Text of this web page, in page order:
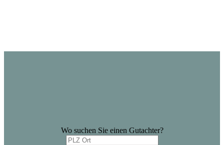
Wo suchen Sie einen Gutachter?